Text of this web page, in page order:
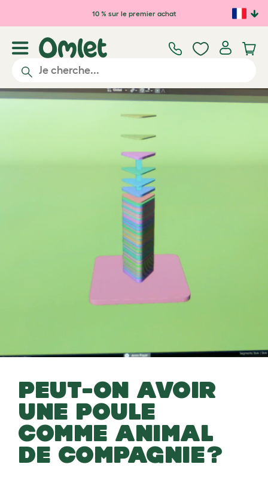
Passer au contenu principal
10 % sur le premier achat
PEUT-ON AVOIR
UNE POULE
COMME ANIMAL
DE COMPAGNIE?